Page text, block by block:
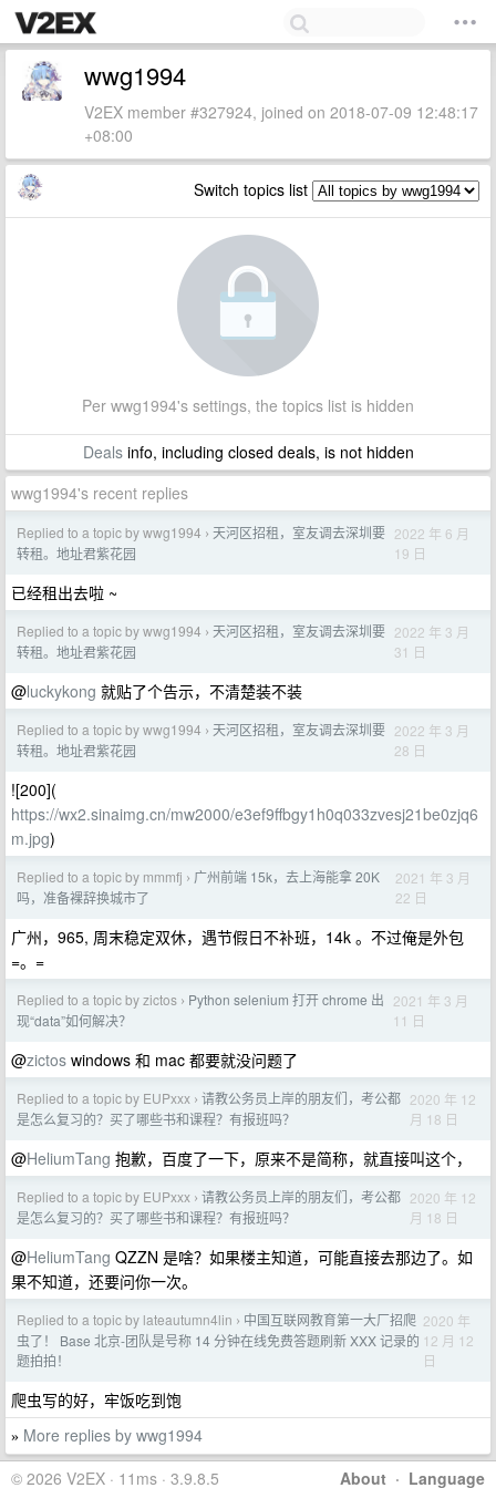
wwg1994
V2EX member #327924, joined on 2018-07-09 12:48:17
+08:00
Switch topics list
Per wwg1994's settings, the topics list is hidden
Dealsinfo, including closed deals, is not hidden
wwg1994's recent replies
Replied to a topic by wwg1994 › 天河区招租，室友调去深圳要
转租。地址君紫花园
2022 年 6 月
19 日
已经租出去啦 ~
Replied to a topic by wwg1994 › 天河区招租，室友调去深圳要
转租。地址君紫花园
2022 年 3 月
31 日
@luckykong 就贴了个告示，不清楚装不装
Replied to a topic by wwg1994 › 天河区招租，室友调去深圳要
转租。地址君紫花园
2022 年 3 月
28 日
![200](
https://wx2.sinaimg.cn/mw2000/e3ef9ffbgy1h0q033zvesj21be0zjq6
m.jpg)
Replied to a topic by mmmfj › 广州前端 15k，去上海能拿 20K
吗，准备裸辞换城市了
2021 年 3 月
22 日
广州，965, 周末稳定双休，遇节假日不补班，14k 。不过俺是外包
=。=
Replied to a topic by zictos › Python selenium 打开 chrome 出
现“data”如何解决？
2021 年 3 月
11 日
@zictos windows 和 mac 都要就没问题了
Replied to a topic by EUPxxx › 请教公务员上岸的朋友们，考公都
是怎么复习的？买了哪些书和课程？有报班吗？
2020 年 12
月 18 日
@HeliumTang 抱歉，百度了一下，原来不是简称，就直接叫这个，
Replied to a topic by EUPxxx › 请教公务员上岸的朋友们，考公都
是怎么复习的？买了哪些书和课程？有报班吗？
2020 年 12
月 18 日
@HeliumTang QZZN 是啥？如果楼主知道，可能直接去那边了。如
果不知道，还要问你一次。
Replied to a topic by lateautumn4lin › 中国互联网教育第一大厂招爬
虫了！ Base 北京-团队是号称 14 分钟在线免费答题刷新 XXX 记录的
题拍拍！
2020 年
12 月 12
日
爬虫写的好，牢饭吃到饱
» More replies by wwg1994
About · Language
© 2026 V2EX · 11ms · 3.9.8.5